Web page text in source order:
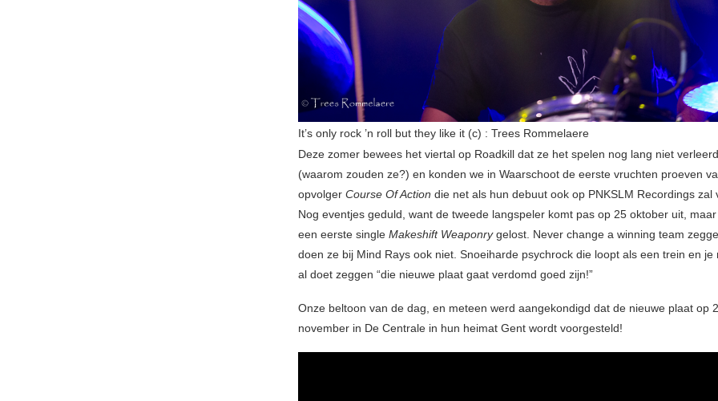
It’s only rock ’n roll but they like it (c) : Trees Rommelaere
Deze zomer bewees het viertal op Roadkill dat ze het spelen nog lang niet
(waarom zouden ze?) en konden we in Waarschoot de eerste vruchten proeven
opvolger Course Of Action die net als hun debuut ook op PNKSLM Recordings zal
Nog eventjes geduld, want de tweede langspeler komt pas op 25 oktober uit,
een eerste single Makeshift Weaponrygelost. Never change a winning team
doen ze bij Mind Rays ook niet. Snoeiharde psychrock die loopt als een trein en je
al doet zeggen “die nieuwe plaat gaat verdomd goed zijn!”
Onze beltoon van de dag, en meteen werd aangekondigd dat de nieuwe plaat op
november in De Centrale in hun heimat Gent wordt voorgesteld!